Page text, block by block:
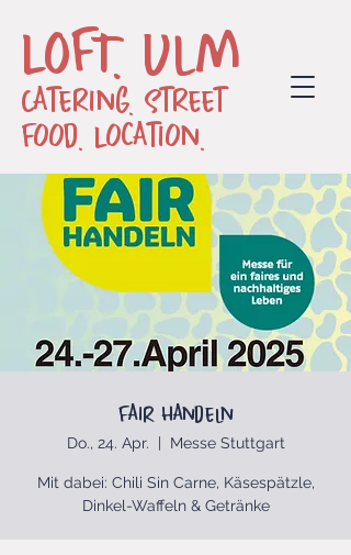
LOFT. Ulm
Catering. Street
Food. Location.
Fair Handeln
Do., 24. Apr. Messe Stuttgart
Mit dabei: Chili Sin Carne, Käsespätzle,
Dinkel-Waffeln & Getränke